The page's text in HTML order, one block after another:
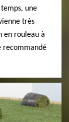
une
très
en rouleau à
recommandé